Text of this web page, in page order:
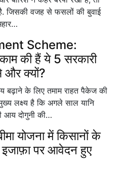
जिसकी वजह से फसलों की बुवाई
Scheme:
की हैं ये 5 सरकारी
और क्यों?
बढ़ाने के लिए तमाम राहत पैकेज की
लक्ष्य है कि अगले साल यानि
आय दोगुनी की…
योजना में किसानों के
पर आवेदन हुए